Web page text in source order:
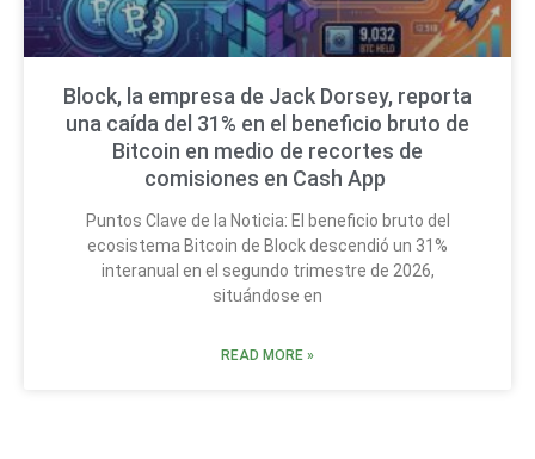
Block, la empresa de Jack Dorsey, reporta
una caída del 31% en el beneficio bruto de
Bitcoin en medio de recortes de
comisiones en Cash App
Puntos Clave de la Noticia: El beneficio bruto del
ecosistema Bitcoin de Block descendió un 31%
interanual en el segundo trimestre de 2026,
situándose en
READ MORE »